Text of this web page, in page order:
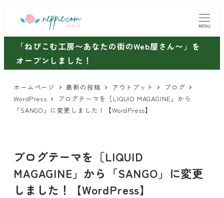
ン
ン
MENU
「ねぴこむ工房〜あなたの街のWeb屋さん〜」を
オープンしました！
ホームページ 最新の投稿 アウトプット
ブログ
WordPress
ブログテーマを［LIQUID MAGAGINE」から
「SANGO」に変更しました！【WordPress】
ブログテーマを［LIQUID
MAGAGINE」から「SANGO」に変更
しました！【WordPress】